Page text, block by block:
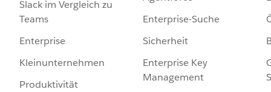
Slack im Vergleich zu
Teams
Enterprise
Kleinunternehmen
Produktivität
Enterprise-Suche
Sicherheit
Enterprise Key
Management